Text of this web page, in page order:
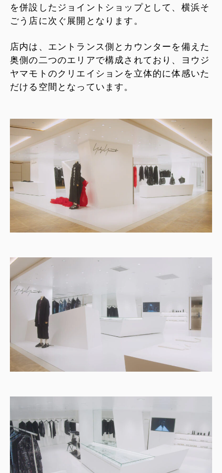
を併設したジョイントショップとして、横浜そ
ごう店に次ぐ展開となります。
店内は、エントランス側とカウンターを備えた
奥側の二つのエリアで構成されており、ヨウジ
ヤマモトのクリエイションを立体的に体感いた
だける空間となっています。